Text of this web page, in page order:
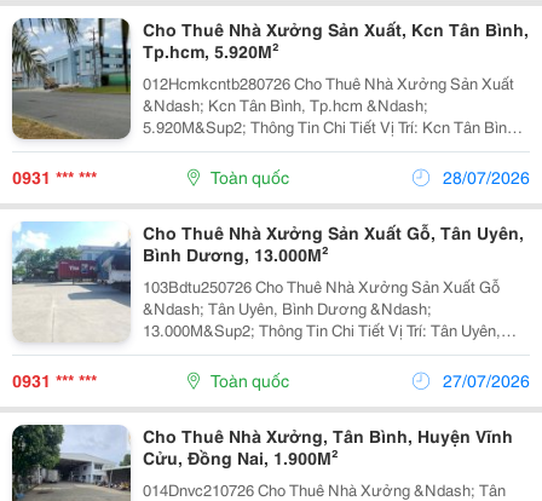
Cho Thuê Nhà Xưởng Sản Xuất, Kcn Tân Bình,
Tp.hcm, 5.920M²
012Hcmkcntb280726 Cho Thuê Nhà Xưởng Sản Xuất
&Ndash; Kcn Tân Bình, Tp.hcm &Ndash;
5.920M&Sup2; Thông Tin Chi Tiết Vị Trí: Kcn Tân Bình,
Tp.hcm Tổng Diện Tích Khuôn Viên: 10.810M&Sup2;
Diện Tích Sử Dụng Tổng Diện Tích Xây Dựng:
5.920M&Sup2;...
0931 *** *** Toàn quốc 28/07/2026
Cho Thuê Nhà Xưởng Sản Xuất Gỗ, Tân Uyên,
Bình Dương, 13.000M²
103Bdtu250726 Cho Thuê Nhà Xưởng Sản Xuất Gỗ
&Ndash; Tân Uyên, Bình Dương &Ndash;
13.000M&Sup2; Thông Tin Chi Tiết Vị Trí: Tân Uyên,
Bình Dương Tổng Diện Tích Khuôn Viên:
13.000M&Sup2; Diện Tích Sử Dụng Diện Tích Nhà
Xưởng + Kho:...
0931 *** *** Toàn quốc 27/07/2026
Cho Thuê Nhà Xưởng, Tân Bình, Huyện Vĩnh
Cửu, Đồng Nai, 1.900M²
014Dnvc210726 Cho Thuê Nhà Xưởng &Ndash; Tân